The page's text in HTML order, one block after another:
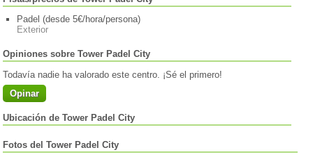
Padel (desde 5€/hora/persona)
Exterior
Opiniones sobre Tower Padel City
Todavía nadie ha valorado este centro. ¡Sé el primero!
Opinar
Ubicación de Tower Padel City
Fotos del Tower Padel City